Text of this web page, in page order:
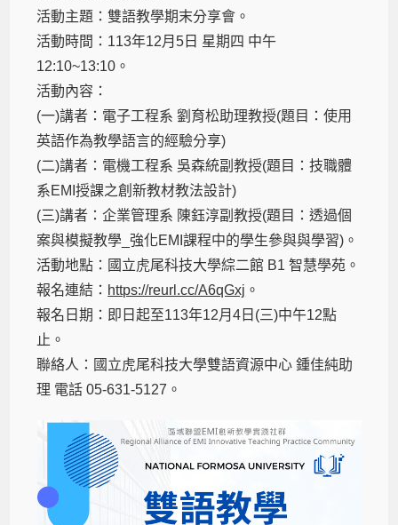
活動主題：雙語教學期末分享會。
活動時間：113年12月5日 星期四 中午
12:10~13:10。
活動內容：
(一)講者：電子工程系 劉育松助理教授(題目：使用
英語作為教學語言的經驗分享)
(二)講者：電機工程系 吳森統副教授(題目：技職體
系EMI授課之創新教材教法設計)
(三)講者：企業管理系 陳鈺淳副教授(題目：透過個
案與模擬教學_強化EMI課程中的學生參與與學習)。
活動地點：國立虎尾科技大學綜二館 B1 智慧學苑。
報名連結： https://reurl.cc/A6qGxj 。
報名日期：即日起至113年12月4日(三)中午12點
止。
聯絡人：國立虎尾科技大學雙語資源中心 鍾佳純助
理 電話 05-631-5127。